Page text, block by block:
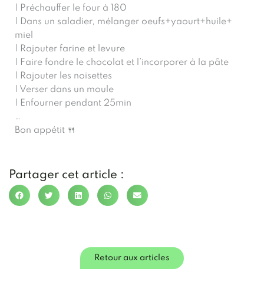
| Préchauffer le four à 180
| Dans un saladier, mélanger oeufs+yaourt+huile+
miel
| Rajouter farine et levure
| Faire fondre le chocolat et l’incorporer à la pâte
| Rajouter les noisettes
| Verser dans un moule
| Enfourner pendant 25min
…
Bon appétit 🍴
Partager cet article :
Retour aux articles